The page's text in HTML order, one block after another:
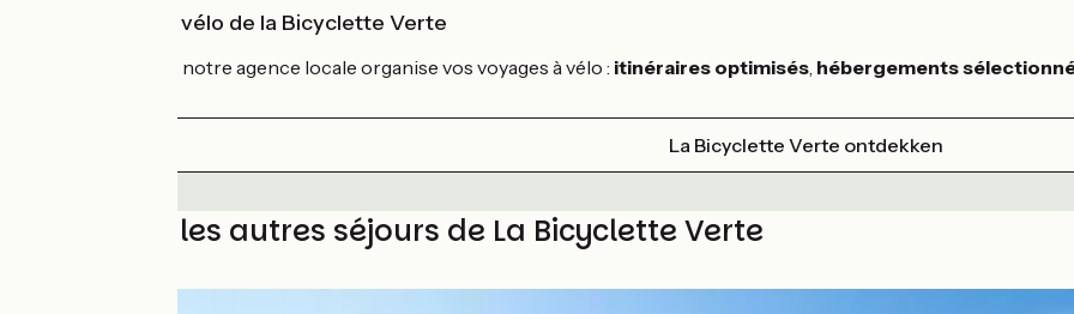
L'expertise vélo de la Bicyclette Verte
, notre agence locale organise vos voyages à vélo : itinéraires optimisés hébergements
La Bicyclette Verte ontdekken
Découvrez les autres séjours de La Bicyclette Verte